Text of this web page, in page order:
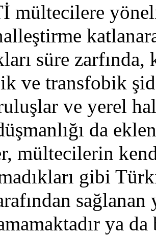
mültecilere
süre
ve transfobik
ve yerel
da
mültecilerin
gibi
sağlanan
ya